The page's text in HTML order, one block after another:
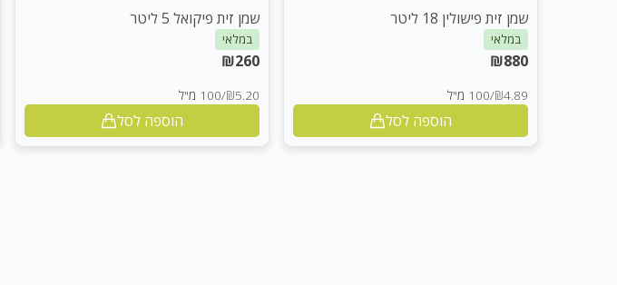
שמן זית פישולין 18 ליטר
במלאי
₪880
₪4.89
/100 מ"ל
הוספה לסל
שמן זית פיקואל 5 ליטר
במלאי
₪260
₪5.20
/100 מ"ל
הוספה לסל